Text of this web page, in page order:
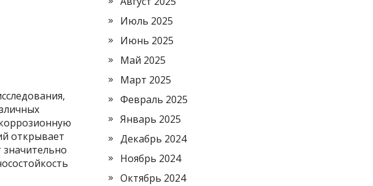
открывает
Июль 2025
Июнь 2025
Май 2025
Март 2025
Февраль 2025
Январь 2025
Декабрь 2024
Ноябрь 2024
Октябрь 2024